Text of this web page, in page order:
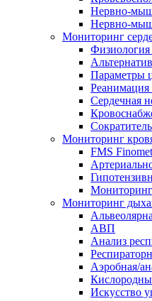
Нервно-
Нервно-
Мониторинг
Параметры
Реанимация
Сердечная
Мониторинг
FMS
Мониторинг
АВП
Анализ
Аэробная/
Искусство